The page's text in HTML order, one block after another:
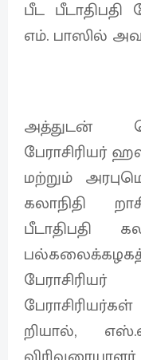
பீட பீடாதிபதி
எம். பாஸில்
அத்துடன்
பேராசிரியர்
மற்றும்
கலாநிதி
பீடாதிபதி
றியால்,